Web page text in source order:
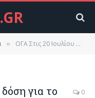
» ΟΓΑ Στις 20 Ιουλίου η Β δόση για το επίδομα τέκνων 2015
για το
0